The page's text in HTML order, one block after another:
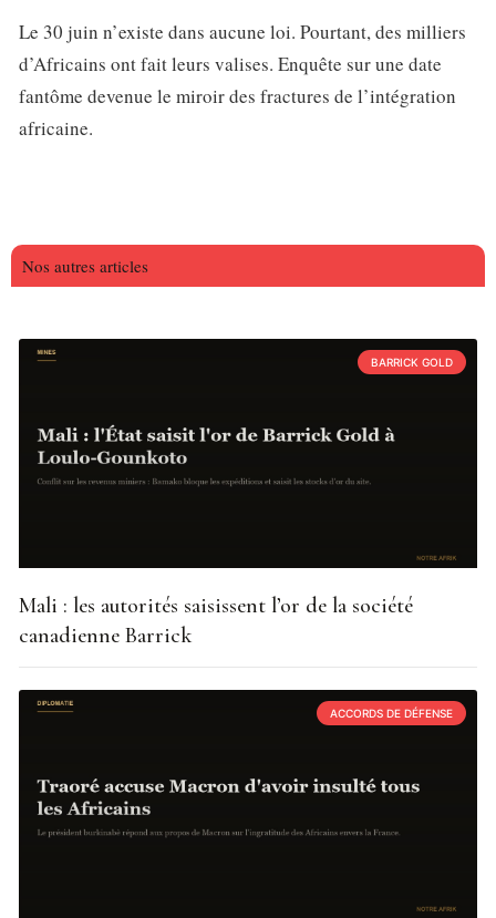
Le 30 juin n’existe dans aucune loi. Pourtant, des milliers
d’Africains ont fait leurs valises. Enquête sur une date
fantôme devenue le miroir des fractures de l’intégration
africaine.
Nos autres articles
BARRICK GOLD
Mali : les autorités saisissent l’or de la société
canadienne Barrick
ACCORDS DE DÉFENSE